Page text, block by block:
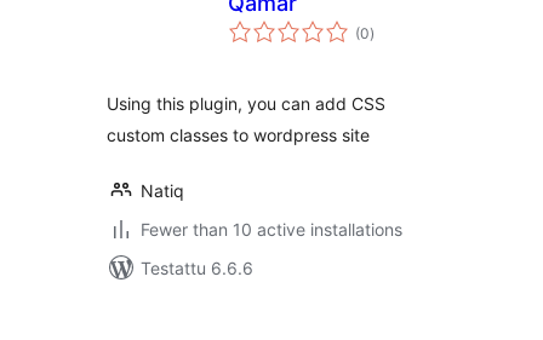
(0arvosanat
yhteensä
)
Using this plugin, you can add CSS
custom classes to wordpress site
Natiq
Fewer than 10 active installations
Testattu 6.6.6